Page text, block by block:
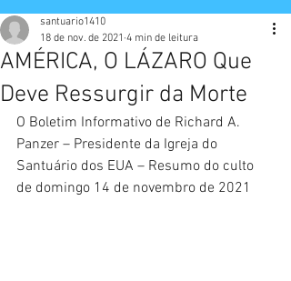
AMÉRICA, O LÁZARO Que
Deve Ressurgir da Morte
santuario1410
18 de nov. de 2021 4 min de leitura
O Boletim Informativo de Richard A.
Panzer – Presidente da Igreja do
Santuário dos EUA – Resumo do culto
de domingo 14 de novembro de 2021